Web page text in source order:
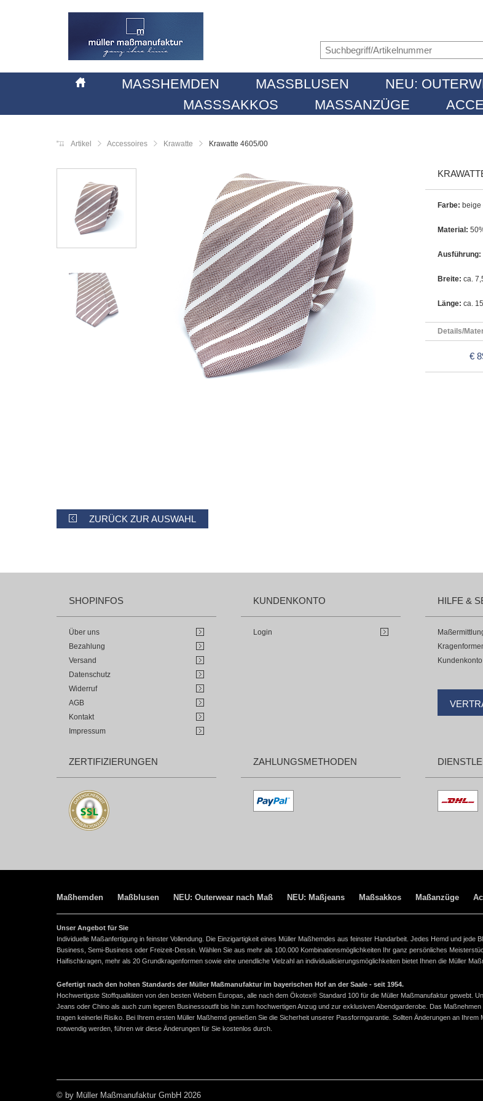
MASSHEMDEN MASSBLUSEN NEU:
MASSSAKKOS
MASSANZÜGE
Artikel Accessoires Krawatte Krawatte 4605/00
ZURÜCK ZUR AUSWAHL
Farbe: beige
Material:
Ausführung:
Breite: ca.
Länge: ca.
Details/
€
SHOPINFOS
Über uns
Bezahlung
Versand
Datenschutz
Widerruf
AGB
Kontakt
Impressum
KUNDENKONTO
Login
HILFE &
Kundenkonto
ZERTIFIZIERUNGEN ZAHLUNGSMETHODEN
Maßhemden Maßblusen NEU: Outerwear nach Maß NEU: Maßjeans Maßsakkos Maßanzüge
Unser Angebot für Sie
Individuelle Maßanfertigung in feinster Vollendung. Die Einzigartigkeit eines Müller Maßhemdes aus feinster Handarbeit. Jedes Hemd und jede
Business, Semi-Business oder Freizeit-Dessin. Wählen Sie aus mehr als 100.000 Kombinationsmöglichkeiten Ihr ganz persönliches
Haifischkragen, mehr als 20 Grundkragenformen sowie eine unendliche Vielzahl an individualisierungsmöglichkeiten bietet Ihnen die Müller
Gefertigt nach den hohen Standards der Müller Maßmanufaktur im bayerischen Hof an der Saale - seit 1954.
Hochwertigste Stoffqualitäten von den besten Webern Europas, alle nach dem Ökotex® Standard 100 für die Müller Maßmanufaktur gewebt.
Jeans oder Chino als auch zum legeren Businessoutfit bis hin zum hochwertigen Anzug und zur exklusiven Abendgarderobe. Das
tragen keinerlei Risiko. Bei Ihrem ersten Müller Maßhemd genießen Sie die Sicherheit unserer Passformgarantie. Sollten Änderungen an Ihrem
notwendig werden, führen wir diese Änderungen für Sie kostenlos durch.
© by Müller Maßmanufaktur GmbH 2026